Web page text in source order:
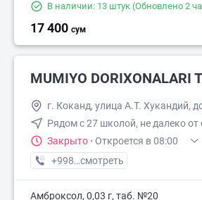
В наличии: 13 штук (Обновлено 2
17 400 сум
MUMIYO DORIXONALARI
г. Коканд, улица А.Т. Хукандий,
Рядом с 27 школой, не далеко
Закрыто · Откроется в 08:00
+998 (91) XXX-XX-XX
смотреть
Амброксол, 0,03 г, таб. №20